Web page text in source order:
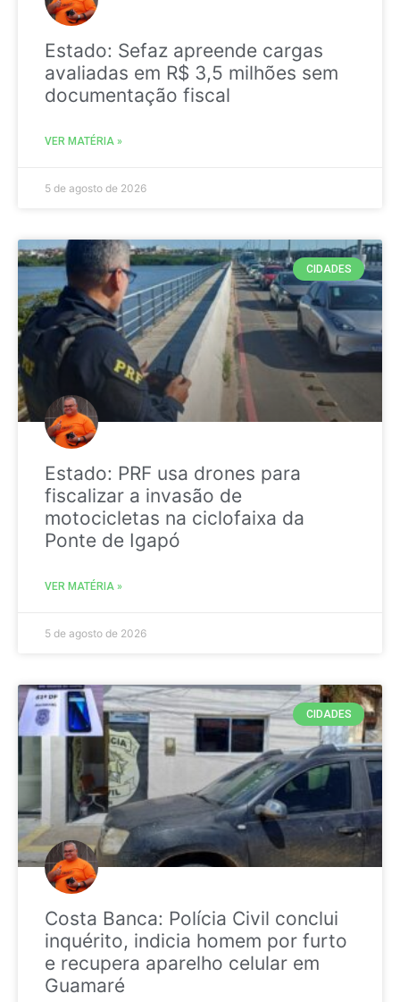
Estado: Sefaz apreende cargas
avaliadas em R$ 3,5 milhões sem
documentação fiscal
VER MATÉRIA »
5 de agosto de 2026
CIDADES
Estado: PRF usa drones para
fiscalizar a invasão de
motocicletas na ciclofaixa da
Ponte de Igapó
VER MATÉRIA »
5 de agosto de 2026
CIDADES
Costa Banca: Polícia Civil conclui
inquérito, indicia homem por furto
e recupera aparelho celular em
Guamaré